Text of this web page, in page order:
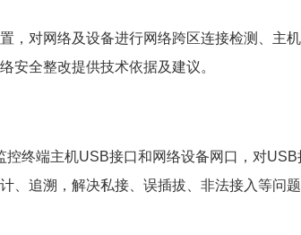
，对网络及设备进行网络跨区连接检测、主
安全整改提供技术依据及建议。
终端主机USB接口和网络设备网口，对
、追溯，解决私接、误插拔、非法接入等问